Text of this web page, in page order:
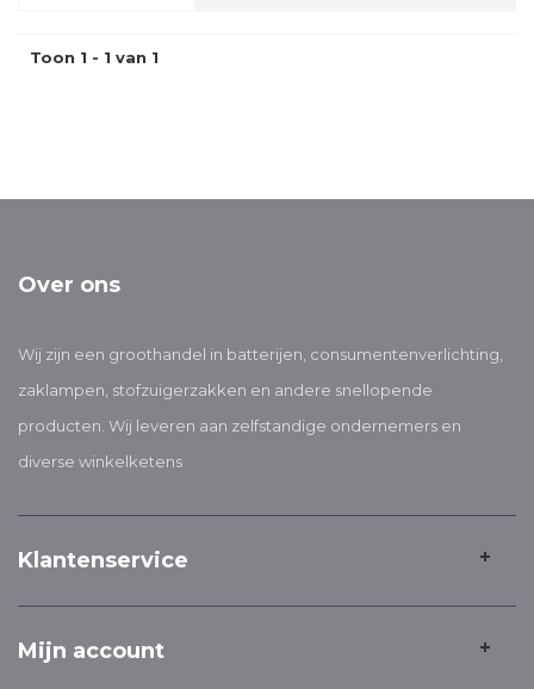
Toon 1 - 1 van 1
Over ons
Wij zijn een groothandel in batterijen, consumentenverlichting,
zaklampen, stofzuigerzakken en andere snellopende
producten. Wij leveren aan zelfstandige ondernemers en
diverse winkelketens
Klantenservice
Mijn account